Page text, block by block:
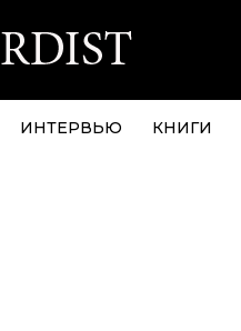
ИНТЕРВЬЮ КНИГИ